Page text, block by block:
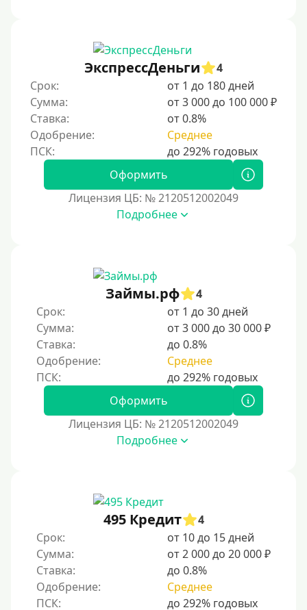
Без процентов на 30 дней
Под 0 %
Условия
С опцией досрочного погашения
Без страховок и комиссий
Со страховкой
Без предоплат
Без электронной почты
С автоматическим одобрением
Без номера телефона
На телефон
Бесплатно, без скрытых платежей и обязательных
Без звонков и проверок
Онлайн круглосуточно
На карту круглосуточно
Деньги в долг
В долг на карту
Срок
ЭкспрессДеньги
4
Срок:
от 1 до 180 дней
Сумма:
от 3 000 до 100 000 ₽
Ставка:
от 0.8%
Одобрение:
Среднее
Оформить
Лицензия ЦБ: № 2120512002049
Подробнее
Займы.рф
4
Срок:
от 1 до 30 дней
Сумма:
от 3 000 до 30 000 ₽
Ставка:
до 0.8%
Одобрение:
Среднее
Оформить
Лицензия ЦБ: № 2120512002049
Подробнее
495 Кредит
4
Срок:
от 10 до 15 дней
Сумма:
от 2 000 до 20 000 ₽
Ставка:
до 0.8%
Одобрение:
Среднее